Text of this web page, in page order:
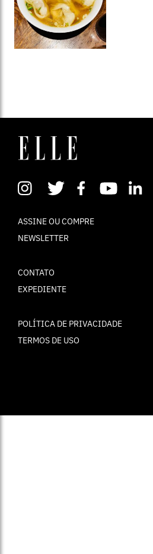
ASSINE OU COMPRE
NEWSLETTER
CONTATO
EXPEDIENTE
POLÍTICA DE PRIVACIDADE
TERMOS DE USO